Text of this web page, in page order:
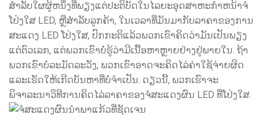
ສໍາລັບໃຜຜູ້ຫນຶ່ງທີ່ພຽງແຕ່ປະຕິບັດໃນໄລຍະອຸດສາຫະກໍາຫນ້າຈໍ
ໂປ່ງໃສ LED, ຫຼືສໍາລັບລູກຄ້າ, ໃນເວລາທີ່ມັນມາກັບລາຄາຂອງການ
ສະແດງ LED ໂປ່ງໃສ, ປົກກະຕິແລ້ວພວກເຂົາຄິດວ່າມັນເປັນພຽງ
ແຕ່ຕົວເລກ, ແຕ່ພວກເຂົາບໍ່ຮູ້ວ່າມີເນື້ອຫາຫຼາຍຢ່າງຢູ່ພາຍໃນ. ຖ້າ
ພວກເຂົາບໍ່ລະມັດລະວັງ, ພວກເຂົາອາດຈະຄິດໄລ່ຄ່າໃຊ້ຈ່າຍຜິດ
ແລະເຮັດໃຫ້ເກີດບັນຫາທີ່ບໍ່ຈໍາເປັນ. ດຽວນີ້, ພວກເຮົາຈະ
ພິຈາລະນາວິທີການຄິດໄລ່ລາຄາຂອງຈໍສະແດງຜົນ LED ທີ່ໂປ່ງໃສ.